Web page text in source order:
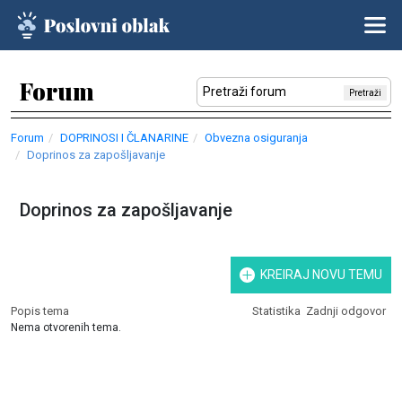
Forum Pretraži
Forum DOPRINOSI I ČLANARINE
Obvezna osiguranja
Doprinos za zapošljavanje
Doprinos za zapošljavanje
KREIRAJ NOVU TEMU
Popis tema Statistika Zadnji odgovor
Nema otvorenih tema.